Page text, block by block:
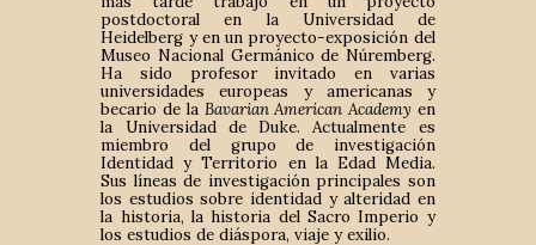
postdoctoral en la Universidad de
Heidelberg y en un proyecto-exposición del
Museo Nacional Germánico de Núremberg.
Ha sido profesor invitado en varias
universidades europeas y americanas y
becario de la Bavarian American Academy en
la Universidad de Duke. Actualmente es
miembro del grupo de investigación
Identidad y Territorio en la Edad Media.
Sus líneas de investigación principales son
los estudios sobre identidad y alteridad en
la historia, la historia del Sacro Imperio y
los estudios de diáspora, viaje y exilio.